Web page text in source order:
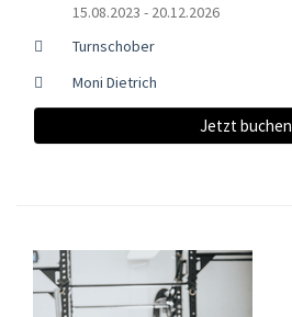
15.08.2023 - 20.12.2026
Turnschober
Moni Dietrich
Jetzt buchen